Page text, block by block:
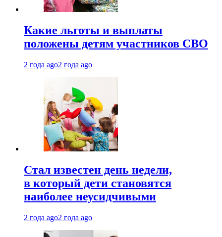
Какие льготы и выплаты
положены детям участников СВО
2 года ago2 года ago
Стал известен день недели,
в который дети становятся
наиболее неусидчивыми
2 года ago2 года ago